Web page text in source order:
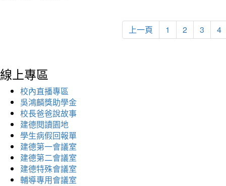
上一頁 1 2 3 4
線上專區
校內直播專區
吳鴻麟獎助學金
校長爸爸說故事
建德閱讀園地
學生病假回報單
建德第一會議室
建德第二會議室
建德特殊會議室
輔導專用會議室